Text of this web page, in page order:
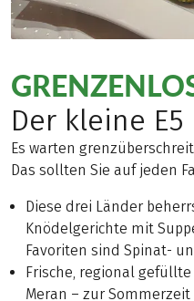
Der kleine
Es warten
Das sollten Sie auf jeden
Diese drei Länder
Knödelgerichte mit
Favoriten sind Spinat-
Frische, regional
Meran – zur